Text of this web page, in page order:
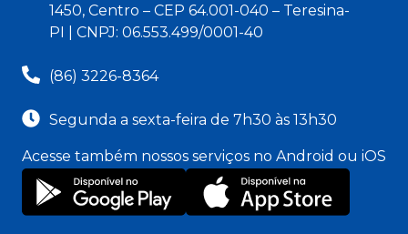
1450, Centro – CEP 64.001-040 – Teresina-
PI | CNPJ: 06.553.499/0001-40
(86) 3226-8364
Segunda a sexta-feira de 7h30 às 13h30
Acesse também nossos serviços no Android ou iOS